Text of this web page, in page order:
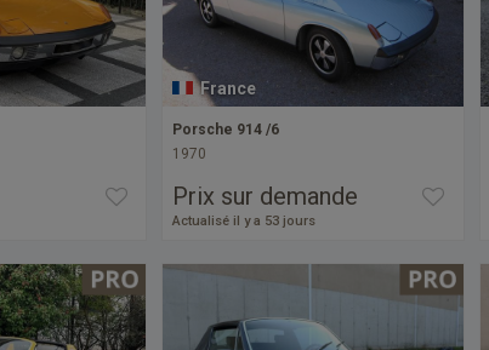
France
Porsche 914 /6
1970
Prix sur demande
Actualisé il y a 53 jours